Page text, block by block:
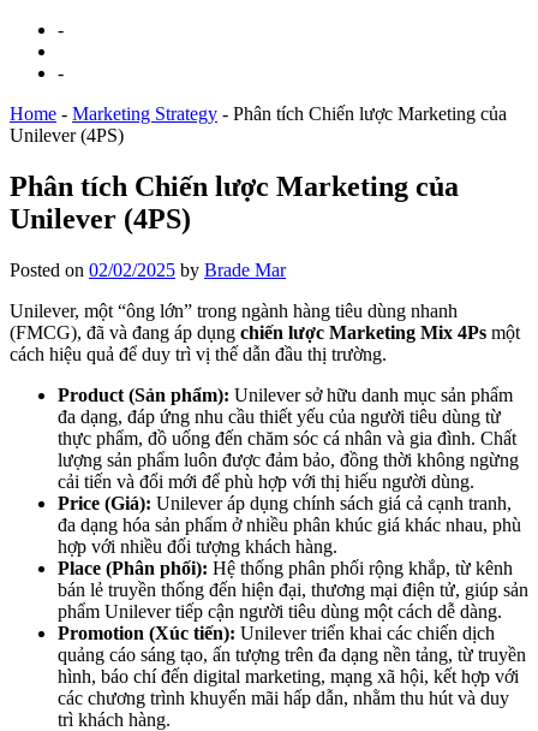
-
-
Home - Marketing Strategy - Phân tích Chiến lược Marketing của
Unilever (4PS)
Phân tích Chiến lược Marketing của
Unilever (4PS)
Posted on 02/02/2025 by Brade Mar
Unilever, một “ông lớn” trong ngành hàng tiêu dùng nhanh
(FMCG), đã và đang áp dụng chiến lược Marketing Mix 4Ps một
cách hiệu quả để duy trì vị thế dẫn đầu thị trường.
Product (Sản phẩm): Unilever sở hữu danh mục sản phẩm
đa dạng, đáp ứng nhu cầu thiết yếu của người tiêu dùng từ
thực phẩm, đồ uống đến chăm sóc cá nhân và gia đình. Chất
lượng sản phẩm luôn được đảm bảo, đồng thời không ngừng
cải tiến và đổi mới để phù hợp với thị hiếu người dùng.
Price (Giá): Unilever áp dụng chính sách giá cả cạnh tranh,
đa dạng hóa sản phẩm ở nhiều phân khúc giá khác nhau, phù
hợp với nhiều đối tượng khách hàng.
Place (Phân phối): Hệ thống phân phối rộng khắp, từ kênh
bán lẻ truyền thống đến hiện đại, thương mại điện tử, giúp sản
phẩm Unilever tiếp cận người tiêu dùng một cách dễ dàng.
Promotion (Xúc tiến): Unilever triển khai các chiến dịch
quảng cáo sáng tạo, ấn tượng trên đa dạng nền tảng, từ truyền
hình, báo chí đến digital marketing, mạng xã hội, kết hợp với
các chương trình khuyến mãi hấp dẫn, nhằm thu hút và duy
trì khách hàng.